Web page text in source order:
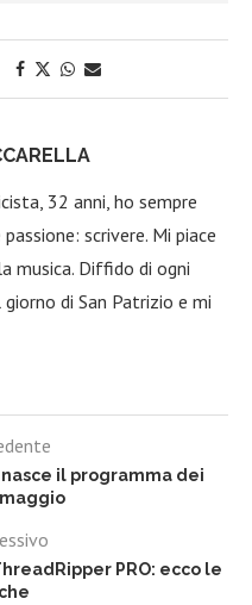
32 anni, ho sempre
scrivere. Mi piace
musica. Diffido di ogni
di San Patrizio e mi
il programma dei
PRO: ecco le